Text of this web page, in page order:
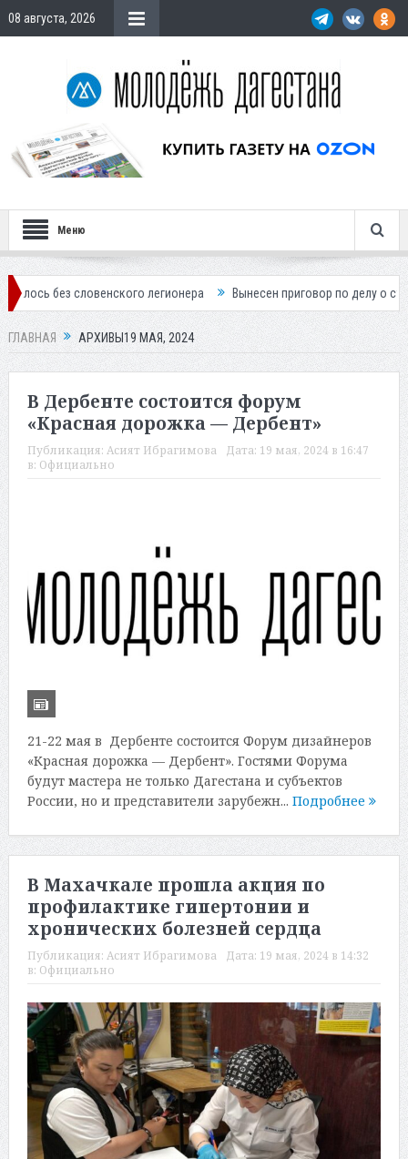
08 августа, 2026
Меню
легионера Вынесен приговор по делу о строительстве
ГЛАВНАЯ АРХИВЫ19 МАЯ, 2024
В Дербенте состоится форум
«Красная дорожка — Дербент»
Публикация: Асият Ибрагимова Дата: 19 мая, 2024 в 16:47
в: Официально
21-22 мая в Дербенте состоится Форум дизайнеров
«Красная дорожка — Дербент». Гостями Форума
будут мастера не только Дагестана и субъектов
России, но и представители зарубежн... Подробнее
В Махачкале прошла акция по
профилактике гипертонии и
хронических болезней сердца
Публикация: Асият Ибрагимова Дата: 19 мая, 2024 в 14:32
в: Официально